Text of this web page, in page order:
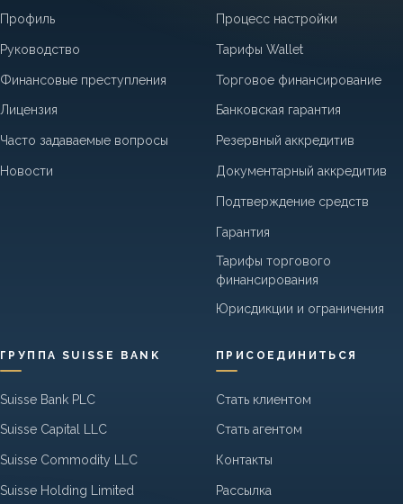
Профиль
Руководство
Финансовые преступления
Лицензия
Часто задаваемые вопросы
Новости
Процесс настройки
Тарифы Wallet
Торговое финансирование
Банковская гарантия
Резервный аккредитив
Документарный аккредитив
Подтверждение средств
Гарантия
Тарифы торгового
финансирования
Юрисдикции и ограничения
ГРУППА SUISSE BANK
Suisse Bank PLC
Suisse Capital LLC
Suisse Commodity LLC
Suisse Holding Limited
ПРИСОЕДИНИТЬСЯ
Стать клиентом
Стать агентом
Контакты
Рассылка